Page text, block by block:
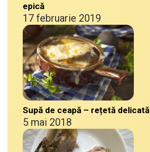
epică
17 februarie 2019
Supă de ceapă – rețetă delicată
5 mai 2018